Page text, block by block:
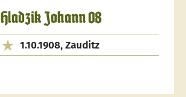
Hladzik Johann 08
1.10.1908, Zauditz